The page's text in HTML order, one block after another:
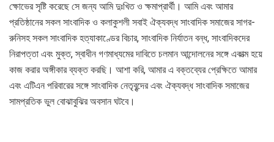
ক্ষোভের সৃষ্টি করেছে সে জন্য আমি দুঃখিত ও ক্ষমাপ্রার্থী। আমি এবং আমার
প্রতিষ্ঠানের সকল সাংবাদিক ও কলাকুশলী সবাই ঐক্যবদ্ধ সাংবাদিক সমাজের সাগর-
রুনিসহ সকল সাংবাদিক হত্যাকাণ্ডের বিচার, সাংবাদিক নির্যাতন বন্ধ, সাংবাদিকদের
নিরাপত্তা এবং মুক্ত, স্বাধীন গণমাধ্যমের দাবিতে চলমান আন্দোলনের সঙ্গে একাত্ম হয়ে
কাজ করার অঙ্গীকার ব্যক্ত করছি। আশা করি, আমার এ বক্তব্যের প্রেক্ষিতে আমার
এবং এটিএন পরিবারের সঙ্গে সাংবাদিক নেতৃবৃন্দের এবং ঐক্যবদ্ধ সাংবাদিক সমাজের
সামপ্রতিক ভুল বোঝাবুঝির অবসান ঘটবে।